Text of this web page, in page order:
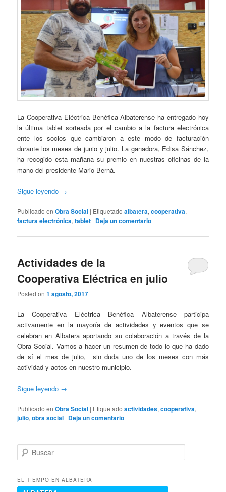
La Cooperativa Eléctrica Benéfica Albaterense ha entregado hoy
la última tablet sorteada por el cambio a la factura electrónica
ente los socios que cambiaron a este modo de facturación
durante los meses de junio y julio. La ganadora, Edisa Sánchez,
ha recogido esta mañana su premio en nuestras oficinas de la
mano del presidente Mario Berná.
Sigue leyendo →
Publicado en Obra Social | Etiquetado albatera,cooperativa,
factura electrónica,tablet | Deja un comentario
Actividades de la
Cooperativa Eléctrica en julio
Posted on1 agosto, 2017
La Cooperativa Eléctrica Benéfica Albaterense participa
activamente en la mayoría de actividades y eventos que se
celebran en Albatera aportando su colaboración a través de la
Obra Social. Vamos a hacer un resumen de todo lo que ha dado
de sí el mes de julio, sin duda uno de los meses con más
actividad y actos en nuestro municipio.
Sigue leyendo →
Publicado en Obra Social | Etiquetado actividades,cooperativa,
julio,obra social | Deja un comentario
u
c
a
EL TIEMPO EN ALBATERA